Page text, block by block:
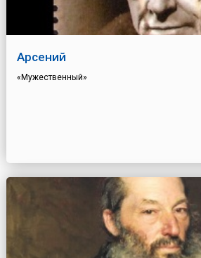
Арсений
«Мужественный»